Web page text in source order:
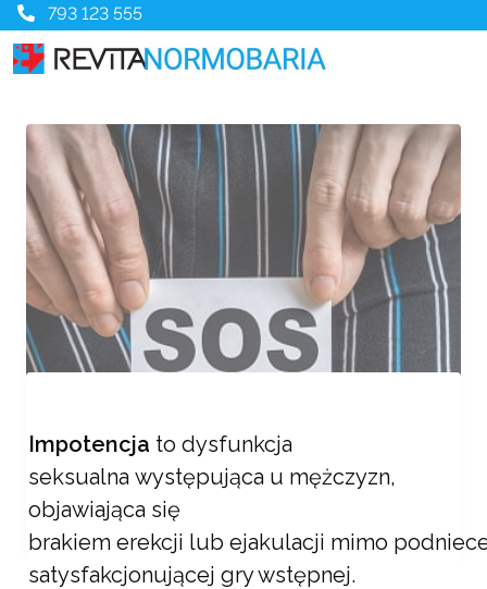
793 123 555
Impotencja to dysfunkcja
seksualna występująca u mężczyzn,
objawiająca się
brakiem erekcji lub ejakulacji mimo
satysfakcjonującej gry wstępnej.